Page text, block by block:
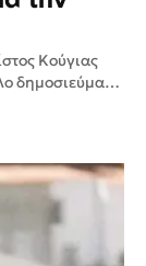
Κούγιας
δημοσιεύματα
ζωή,